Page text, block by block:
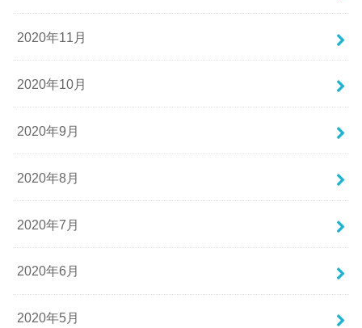
2020年11月
2020年10月
2020年9月
2020年8月
2020年7月
2020年6月
2020年5月